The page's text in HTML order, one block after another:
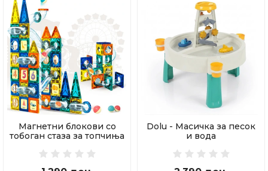
Магнетни блокови со
тобоган стаза за топчиња
Dolu - Масичка за песок
и вода